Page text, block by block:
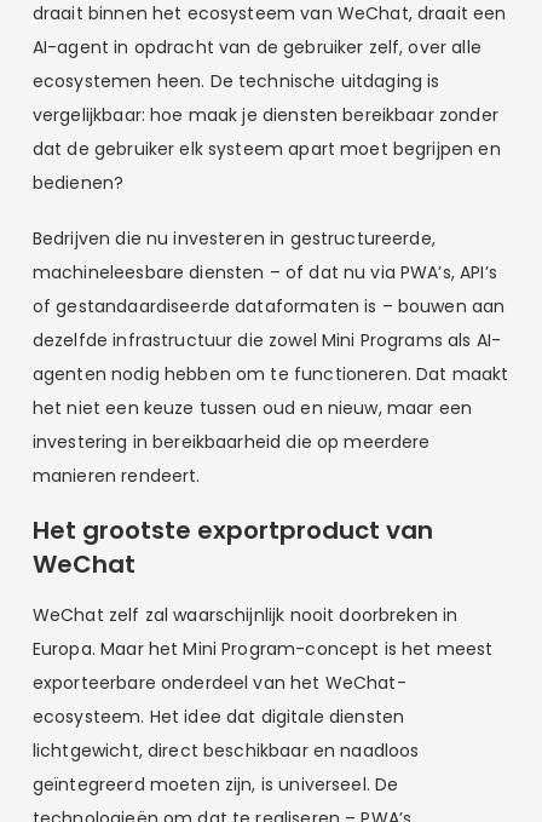
draait binnen het ecosysteem van WeChat, draait een
AI-agent in opdracht van de gebruiker zelf, over alle
ecosystemen heen. De technische uitdaging is
vergelijkbaar: hoe maak je diensten bereikbaar zonder
dat de gebruiker elk systeem apart moet begrijpen en
bedienen?
Bedrijven die nu investeren in gestructureerde,
machineleesbare diensten – of dat nu via PWA’s, API’s
of gestandaardiseerde dataformaten is – bouwen aan
dezelfde infrastructuur die zowel Mini Programs als AI-
agenten nodig hebben om te functioneren. Dat maakt
het niet een keuze tussen oud en nieuw, maar een
investering in bereikbaarheid die op meerdere
manieren rendeert.
Het grootste exportproduct van
WeChat
WeChat zelf zal waarschijnlijk nooit doorbreken in
Europa. Maar het Mini Program-concept is het meest
exporteerbare onderdeel van het WeChat-
ecosysteem. Het idee dat digitale diensten
lichtgewicht, direct beschikbaar en naadloos
geïntegreerd moeten zijn, is universeel. De